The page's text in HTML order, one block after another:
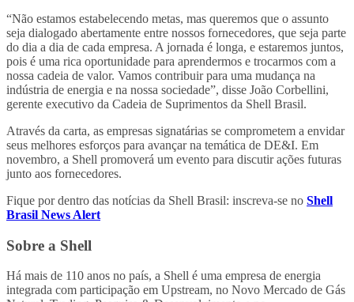
“Não estamos estabelecendo metas, mas queremos que o assunto
seja dialogado abertamente entre nossos fornecedores, que seja parte
do dia a dia de cada empresa. A jornada é longa, e estaremos juntos,
pois é uma rica oportunidade para aprendermos e trocarmos com a
nossa cadeia de valor. Vamos contribuir para uma mudança na
indústria de energia e na nossa sociedade”, disse João Corbellini,
gerente executivo da Cadeia de Suprimentos da Shell Brasil.
Através da carta, as empresas signatárias se comprometem a envidar
seus melhores esforços para avançar na temática de DE&I. Em
novembro, a Shell promoverá um evento para discutir ações futuras
junto aos fornecedores.
Fique por dentro das notícias da Shell Brasil: inscreva-se no Shell
Brasil News Alert
Sobre a Shell
Há mais de 110 anos no país, a Shell é uma empresa de energia
integrada com participação em Upstream, no Novo Mercado de Gás